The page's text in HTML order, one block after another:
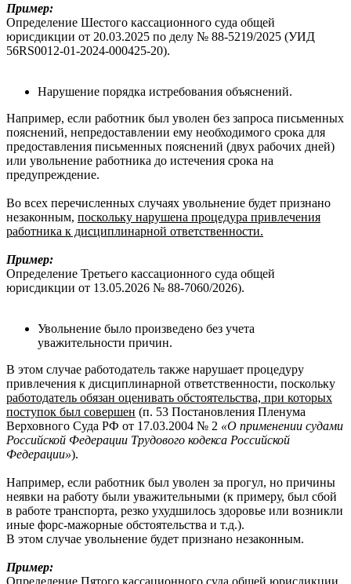
Пример:
Определение Шестого кассационного суда общей
юрисдикции от 20.03.2025 по делу № 88-5219/2025 (УИД
56RS0012-01-2024-000425-20).
Нарушение порядка истребования объяснений.
Например, если работник был уволен без запроса письменных
пояснений, непредоставлении ему необходимого срока для
предоставления письменных пояснений (двух рабочих дней)
или увольнение работника до истечения срока на
предупреждение.
Во всех перечисленных случаях увольнение будет признано
незаконным, поскольку нарушена процедура привлечения
работника к дисциплинарной ответственности.
Пример:
Определение Третьего кассационного суда общей
юрисдикции от 13.05.2026 № 88-7060/2026).
Увольнение было произведено без учета
уважительности причин.
В этом случае работодатель также нарушает процедуру
привлечения к дисциплинарной ответственности, поскольку
работодатель обязан оценивать обстоятельства, при которых
поступок был совершен (п. 53 Постановления Пленума
Верховного Суда РФ от 17.03.2004 № 2 «О применении судами
Российской Федерации Трудового кодекса Российской
Федерации»).
Например, если работник был уволен за прогул, но причины
неявки на работу были уважительными (к примеру, был сбой
в работе транспорта, резко ухудшилось здоровье или возникли
иные форс-мажорные обстоятельства и т.д.).
В этом случае увольнение будет признано незаконным.
Пример:
Определение Пятого кассационного суда общей юрисдикции